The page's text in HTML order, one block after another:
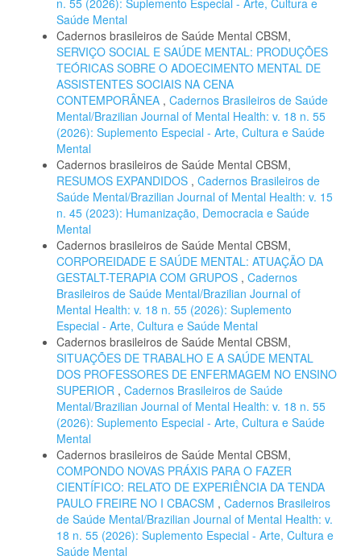
n. 55 (2026): Suplemento Especial - Arte, Cultura e
Saúde Mental
Cadernos brasileiros de Saúde Mental CBSM,
SERVIÇO SOCIAL E SAÚDE MENTAL: PRODUÇÕES
TEÓRICAS SOBRE O ADOECIMENTO MENTAL DE
ASSISTENTES SOCIAIS NA CENA
CONTEMPORÂNEA , Cadernos Brasileiros de Saúde
Mental/Brazilian Journal of Mental Health: v. 18 n. 55
(2026): Suplemento Especial - Arte, Cultura e Saúde
Mental
Cadernos brasileiros de Saúde Mental CBSM,
RESUMOS EXPANDIDOS , Cadernos Brasileiros de
Saúde Mental/Brazilian Journal of Mental Health: v. 15
n. 45 (2023): Humanização, Democracia e Saúde
Mental
Cadernos brasileiros de Saúde Mental CBSM,
CORPOREIDADE E SAÚDE MENTAL: ATUAÇÃO DA
GESTALT-TERAPIA COM GRUPOS , Cadernos
Brasileiros de Saúde Mental/Brazilian Journal of
Mental Health: v. 18 n. 55 (2026): Suplemento
Especial - Arte, Cultura e Saúde Mental
Cadernos brasileiros de Saúde Mental CBSM,
SITUAÇÕES DE TRABALHO E A SAÚDE MENTAL
DOS PROFESSORES DE ENFERMAGEM NO ENSINO
SUPERIOR , Cadernos Brasileiros de Saúde
Mental/Brazilian Journal of Mental Health: v. 18 n. 55
(2026): Suplemento Especial - Arte, Cultura e Saúde
Mental
Cadernos brasileiros de Saúde Mental CBSM,
COMPONDO NOVAS PRÁXIS PARA O FAZER
CIENTÍFICO: RELATO DE EXPERIÊNCIA DA TENDA
PAULO FREIRE NO I CBACSM , Cadernos Brasileiros
de Saúde Mental/Brazilian Journal of Mental Health: v.
18 n. 55 (2026): Suplemento Especial - Arte, Cultura e
Saúde Mental